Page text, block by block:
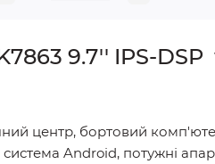
9.7'' IPS-
центр, бортовий
Android, потужні